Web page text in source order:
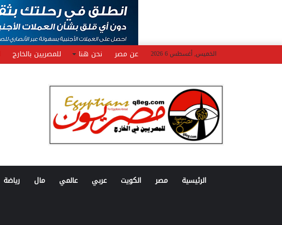
الخميس, أغسطس 6 2026 عن مصر نحن هنا للمصريين بالخارج
الرئيسية مصر الكويت عربي عالمي مال رياضة